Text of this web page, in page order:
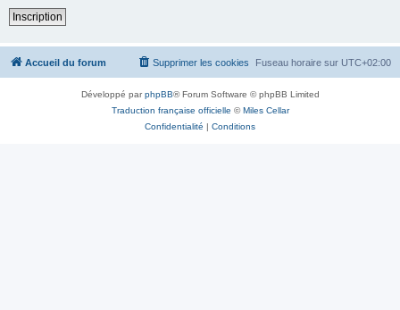
Inscription
Accueil du forum Fuseau horaire sur UTC+02:00
Supprimer les cookies
Développé parphpBB® Forum Software © phpBB Limited
Traduction française officielle ©Miles Cellar
Confidentialité | Conditions